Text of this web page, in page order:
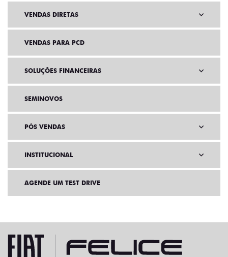
VENDAS DIRETAS
VENDAS PARA PCD
SOLUÇÕES FINANCEIRAS
SEMINOVOS
PÓS VENDAS
INSTITUCIONAL
AGENDE UM TEST DRIVE